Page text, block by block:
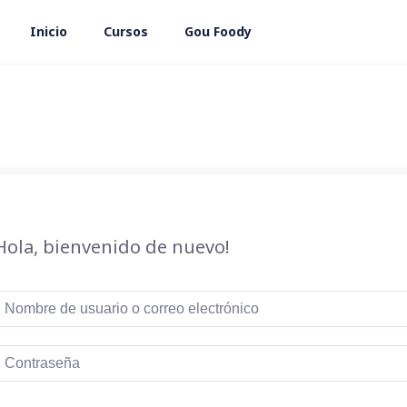
Inicio Cursos Gou Foody
bienvenido de nuevo!